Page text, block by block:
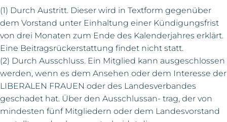
(1) Durch Austritt. Dieser wird in Textform gegenüber
dem Vorstand unter Einhaltung einer Kündigungsfrist
von drei Monaten zum Ende des Kalenderjahres erklärt.
Eine Beitragsrückerstattung findet nicht statt.
(2) Durch Ausschluss. Ein Mitglied kann ausgeschlossen
werden, wenn es dem Ansehen oder dem Interesse der
LIBERALEN FRAUEN oder des Landesverbandes
geschadet hat. Über den Ausschlussan- trag, der von
mindesten fünf Mitgliedern oder dem Landesvorstand